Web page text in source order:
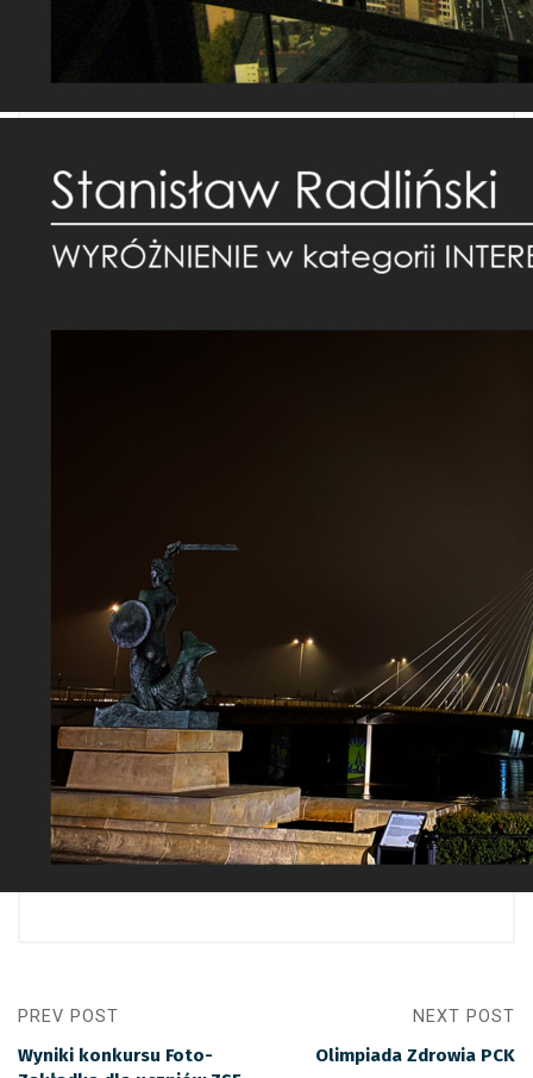
PREV POST
Wyniki konkursu Foto-
NEXT POST
Olimpiada Zdrowia PCK